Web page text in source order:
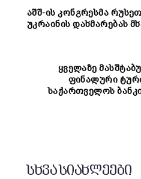
აშშ-ის კონგრესმა
უკრაინის დახმარებას
ყველაზე
ფინალური
საქართველოს
სხვა სიახლეები